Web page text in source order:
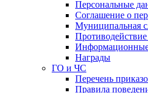
Персональные
Соглашение о
Муниципальная
Награды
ГО и ЧС
Перечень
Правила